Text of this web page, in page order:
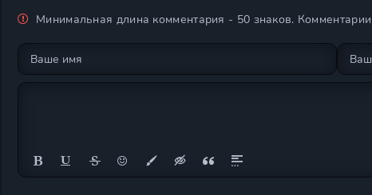
Минимальная длина комментария - 50 знаков.